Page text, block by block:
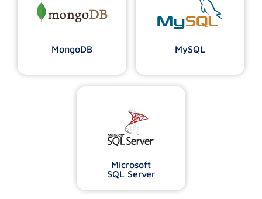
MongoDB MySQL
Microsoft
SQL Server